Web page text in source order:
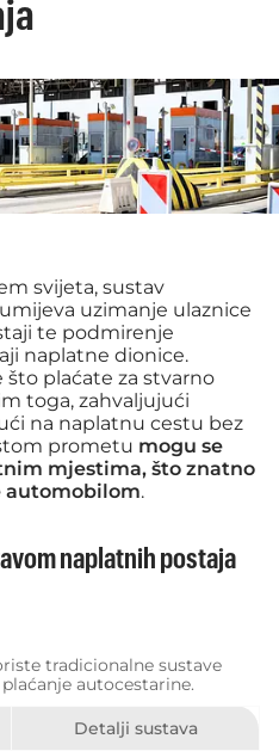
svijeta, sustav
uzimanje ulaznice
te podmirenje
naplatne dionice.
što plaćate za stvarno
toga, zahvaljujući
na naplatnu cestu bez
prometu mogu se
mjestima, što znatno
automobilom.
naplatnih postaja
tradicionalne sustave
autocestarine.
Detalji sustava